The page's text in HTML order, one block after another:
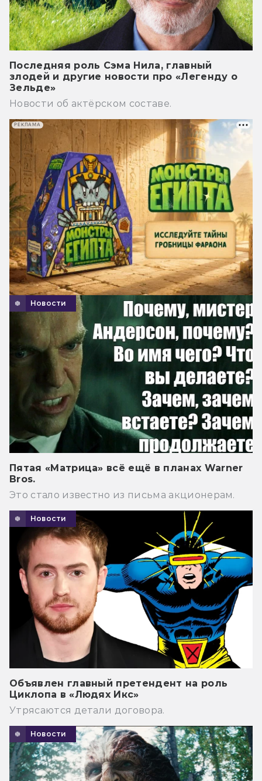
Последняя роль Сэма Нила, главный
злодей и другие новости про «Легенду о
Зельде»
Новости об актёрском составе.
Новости
Пятая «Матрица» всё ещё в планах Warner
Bros.
Это стало известно из письма акционерам.
Новости
Объявлен главный претендент на роль
Циклопа в «Людях Икс»
Утрясаются детали договора.
Новости
РЕКЛАМА